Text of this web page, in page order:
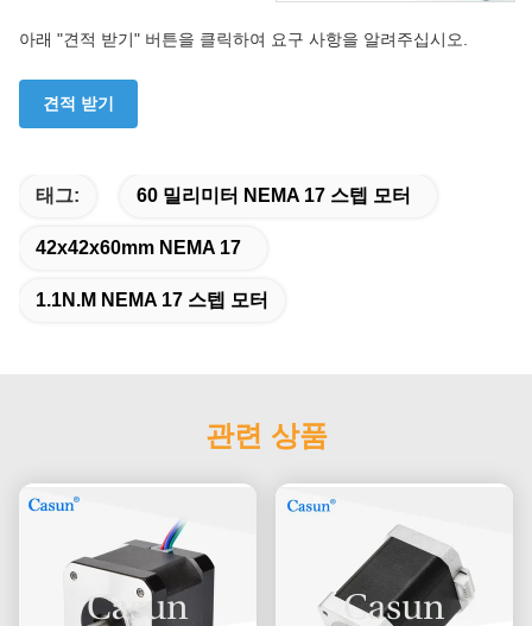
아래 "견적 받기" 버튼을 클릭하여 요구 사항을 알려주십시오.
견적 받기
태그: 60 밀리미터 NEMA 17 스텝 모터
42x42x60mm NEMA 17
1.1N.M NEMA 17 스텝 모터
관련 상품